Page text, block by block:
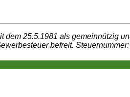
25.5.1981 als gemeinnützig
befreit.